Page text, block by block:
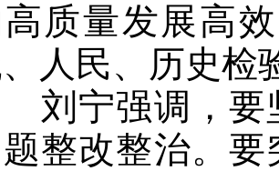
质量发展高
人民、历史检
宁强调，要坚
整改整治。